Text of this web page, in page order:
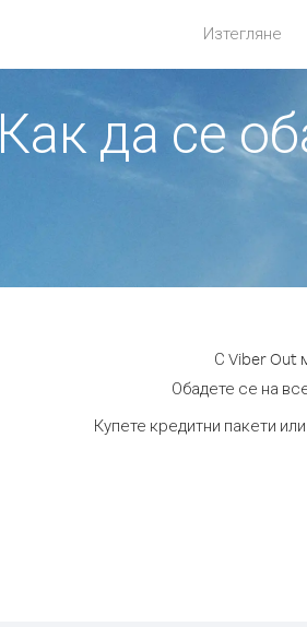
Изтегляне
Как да се
С Viber Out
Обадете се на
Купете кредитни пакети